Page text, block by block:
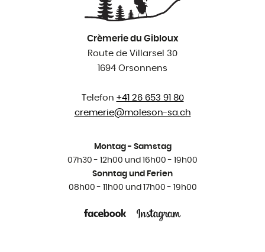
Crèmerie du Gibloux
Route de Villarsel 30
1694 Orsonnens
Telefon +41 26 653 91 80
cremerie@moleson-sa.ch
Montag - Samstag
07h30 - 12h00 und 16h00 - 19h00
Sonntag und Ferien
08h00 - 11h00 und 17h00 - 19h00